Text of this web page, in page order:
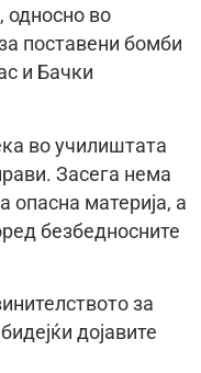
односно во
поставени бомби
и Бачки
во училиштата
Засега нема
опасна материја, а
безбедносните
за
дојавите